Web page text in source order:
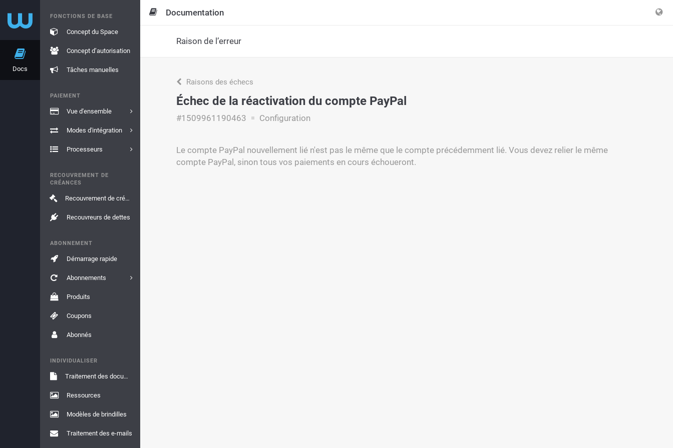
Docs
FONCTIONS DE BASE
Concept du Space
Concept d’autorisation
Tâches manuelles
PAIEMENT
Vue d'ensemble
Modes d'intégration
Processeurs
RECOUVREMENT DE
CRÉANCES
Recouvrement de créances
Recouvreurs de dettes
ABONNEMENT
Démarrage rapide
Abonnements
Produits
Coupons
Abonnés
INDIVIDUALISER
Traitement des documents
Ressources
Modèles de brindilles
Traitement des e-mails
Documentation
Raison de l’erreur
Raisons des échecs
Échec de la réactivation du compte PayPal
#1509961190463 Configuration
Le compte PayPal nouvellement lié n'est pas le même que le compte précédemment lié. Vous devez relier le même
compte PayPal, sinon tous vos paiements en cours échoueront.